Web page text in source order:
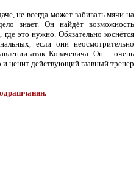
не всегда может забивать мячи на
знает. Он найдёт возможность
это нужно. Обязательно коснётся
если они неосмотрительно
атак Ковачевича. Он – очень
ценит действующий главный тренер